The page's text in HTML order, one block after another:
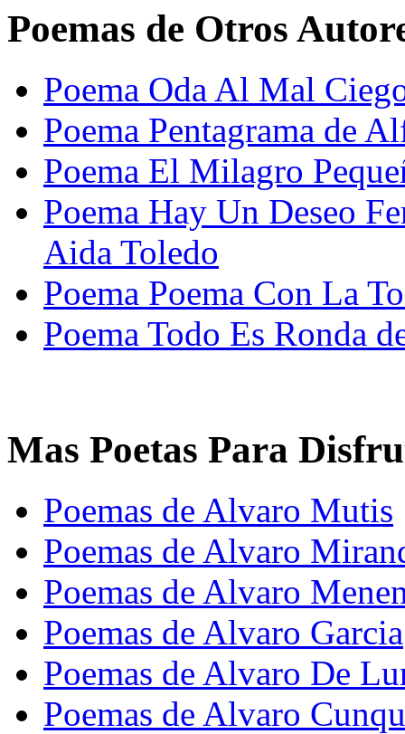
Poemas de Otros
Poema Oda Al Mal
Poema Pentagrama de
Poema El Milagro
Poema Hay Un Deseo
Aida Toledo
Poema Poema Con La
Poema Todo Es Ronda
Mas Poetas Para
Poemas de Alvaro Mutis
Poemas de Alvaro
Poemas de Alvaro
Poemas de Alvaro Garcia
Poemas de Alvaro De
Poemas de Alvaro